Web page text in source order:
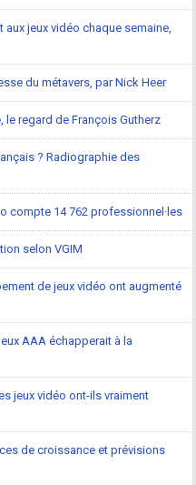
jeux vidéo chaque semaine,
du métavers, par Nick Heer
le regard de François Gutherz
? Radiographie des
compte 14 762 professionnel·les
selon VGIM
de jeux vidéo ont augmenté
AAA échapperait à la
jeux vidéo ont-ils vraiment
de croissance et prévisions